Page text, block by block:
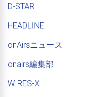
D-STAR
HEADLINE
onAirsニュース
onairs編集部
WIRES-X